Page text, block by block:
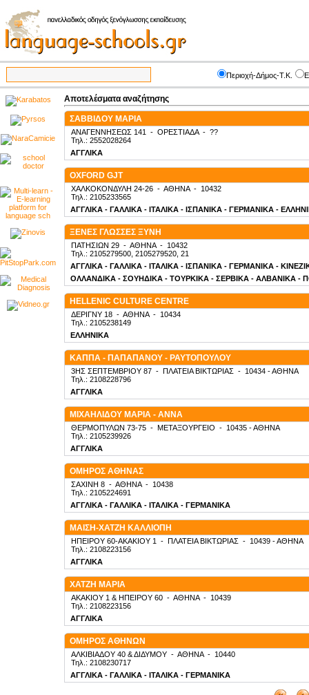
Περιοχή-Δήμος-Τ.Κ.
Αποτελέσματα αναζήτησης
ΣΑΒΒΙΔΟΥ ΜΑΡΙΑ
ΑΝΑΓΕΝΝΗΣΕΩΣ 141 - ΟΡΕΣΤΙΑΔΑ- ??
Τηλ.: 2552028264
ΑΓΓΛΙΚΑ
OXFORD GJT
ΧΑΛΚΟΚΟΝΔΥΛΗ 24-26 - ΑΘΗΝΑ- 10432
Τηλ.: 2105233565
ΑΓΓΛΙΚΑ - ΓΑΛΛΙΚΑ - ΙΤΑΛΙΚΑ - ΙΣΠΑΝΙΚΑ - ΓΕΡΜΑΝΙΚΑ -
ΞΕΝΕΣ ΓΛΩΣΣΕΣ ΞΥΝΗ
ΠΑΤΗΣΙΩΝ 29 - ΑΘΗΝΑ- 10432
Τηλ.: 2105279500, 2105279520, 21
ΑΓΓΛΙΚΑ - ΓΑΛΛΙΚΑ - ΙΤΑΛΙΚΑ - ΙΣΠΑΝΙΚΑ - ΓΕΡΜΑΝΙΚΑ -
ΟΛΛΑΝΔΙΚΑ - ΣΟΥΗΔΙΚΑ - ΤΟΥΡΚΙΚΑ - ΣΕΡΒΙΚΑ - ΑΛΒΑΝΙΚΑ -
HELLENIC CULTURE CENTRE
ΔΕΡΙΓΝΥ 18 - ΑΘΗΝΑ- 10434
Τηλ.: 2105238149
ΕΛΛΗΝΙΚΑ
ΚΑΠΠΑ - ΠΑΠΑΠΑΝΟΥ - ΡΑΥΤΟΠΟΥΛΟΥ
3ΗΣ ΣΕΠΤΕΜΒΡΙΟΥ 87 - ΠΛΑΤΕΙΑ ΒΙΚΤΩΡΙΑΣ - 10434 - ΑΘΗΝΑ
Τηλ.: 2108228796
ΑΓΓΛΙΚΑ
ΜΙΧΑΗΛΙΔΟΥ ΜΑΡΙΑ - ΑΝΝΑ
ΘΕΡΜΟΠΥΛΩΝ 73-75 - ΜΕΤΑΞΟΥΡΓΕΙΟ - 10435 - ΑΘΗΝΑ
Τηλ.: 2105239926
ΑΓΓΛΙΚΑ
ΟΜΗΡΟΣ ΑΘΗΝΑΣ
ΣΑΧΙΝΗ 8 - ΑΘΗΝΑ- 10438
Τηλ.: 2105224691
ΑΓΓΛΙΚΑ - ΓΑΛΛΙΚΑ - ΙΤΑΛΙΚΑ - ΓΕΡΜΑΝΙΚΑ
ΜΑΙΣΗ-ΧΑΤΖΗ ΚΑΛΛΙΟΠΗ
ΗΠΕΙΡΟΥ 60-ΑΚΑΚΙΟΥ 1 - ΠΛΑΤΕΙΑ ΒΙΚΤΩΡΙΑΣ - 10439 - ΑΘΗΝΑ
Τηλ.: 2108223156
ΑΓΓΛΙΚΑ
ΧΑΤΖΗ ΜΑΡΙΑ
ΑΚΑΚΙΟΥ 1 & ΗΠΕΙΡΟΥ 60 - ΑΘΗΝΑ- 10439
Τηλ.: 2108223156
ΑΓΓΛΙΚΑ
ΟΜΗΡΟΣ ΑΘΗΝΩΝ
ΑΛΚΙΒΙΑΔΟΥ 40 & ΔΙΔΥΜΟΥ - ΑΘΗΝΑ- 10440
Τηλ.: 2108230717
ΑΓΓΛΙΚΑ - ΓΑΛΛΙΚΑ - ΙΤΑΛΙΚΑ - ΓΕΡΜΑΝΙΚΑ